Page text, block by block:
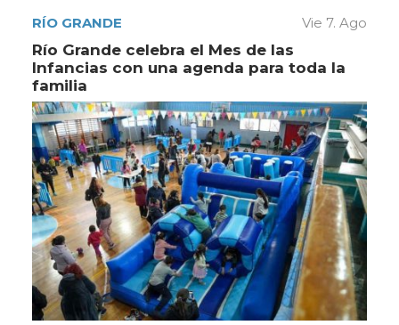
RÍO GRANDE Vie 7. Ago
Río Grande celebra el Mes de las
Infancias con una agenda para toda la
familia